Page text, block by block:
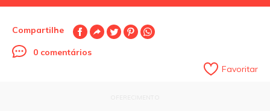
Compartilhe
0 comentários
Favoritar